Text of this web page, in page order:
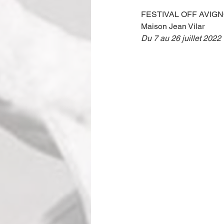
FESTIVAL OFF
Maison Jean Vilar
Du 7 au 26 juillet 2022